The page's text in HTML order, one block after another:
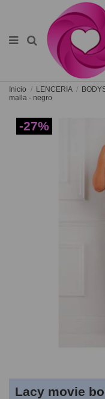
Inicio LENCERIA
malla - negro
-27%
Lacy movie